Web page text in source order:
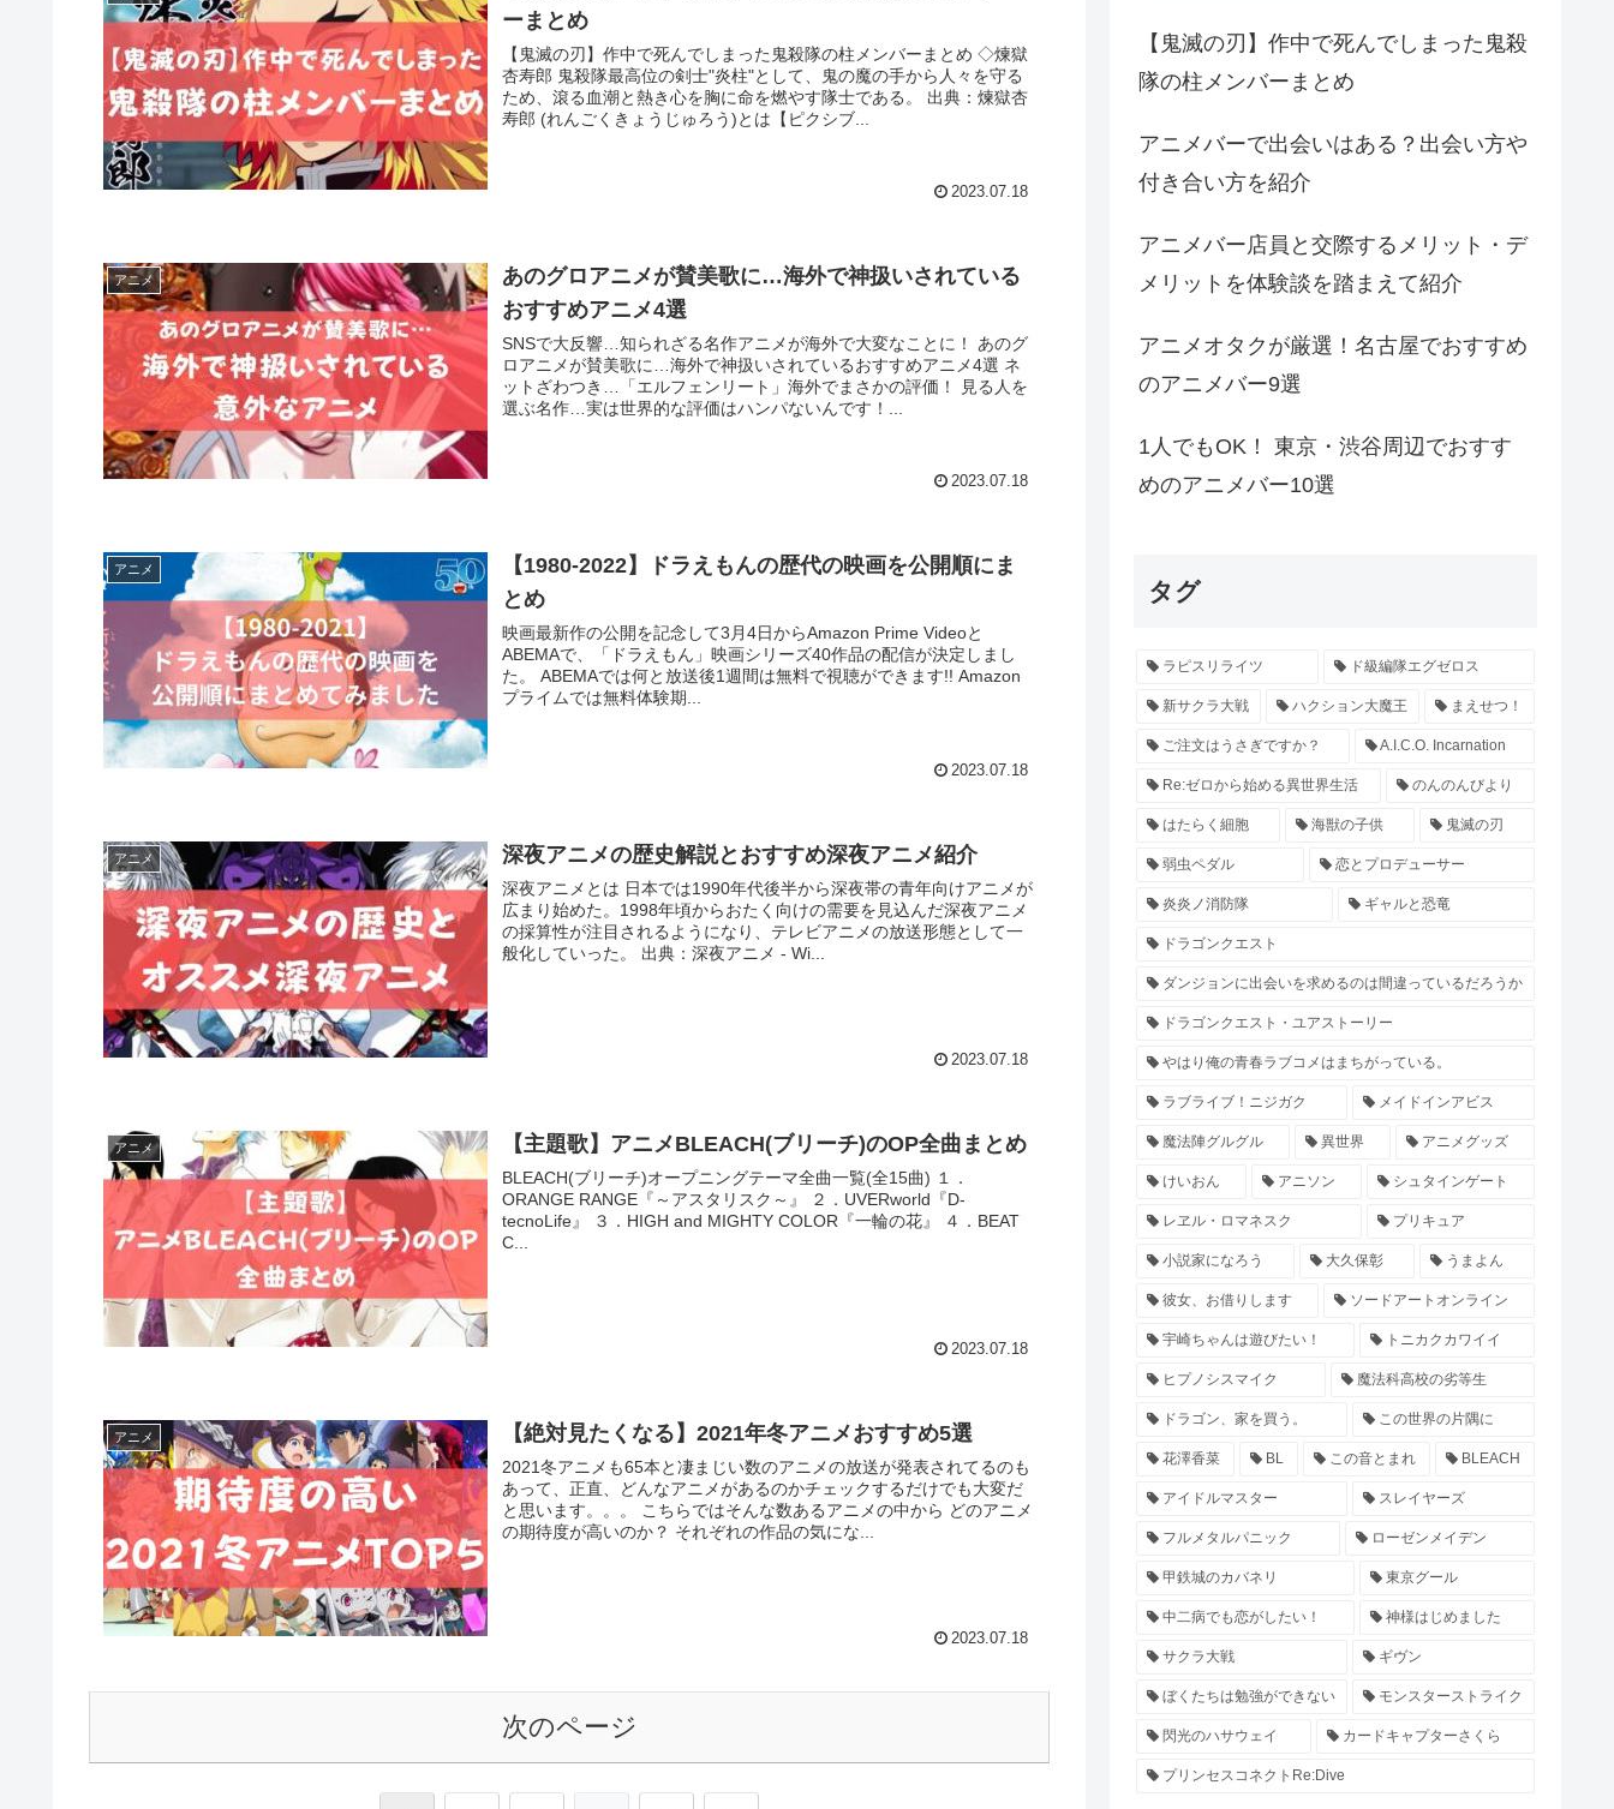
ーまとめ
【鬼滅の刃】作中で死んでしまった鬼殺隊の柱メンバーまとめ ◇煉獄
杏寿郎 鬼殺隊最高位の剣士"炎柱"として、鬼の魔の手から人々を守る
ため、滾る血潮と熱き心を胸に命を燃やす隊士である。 出典：煉獄杏
寿郎 (れんごくきょうじゅろう)とは【ピクシブ...
2023.07.18
アニメ
あのグロアニメが賛美歌に…海外で神扱いされている
おすすめアニメ4選
SNSで大反響…知られざる名作アニメが海外で大変なことに！ あのグ
ロアニメが賛美歌に…海外で神扱いされているおすすめアニメ4選 ネ
ットざわつき…「エルフェンリート」海外でまさかの評価！ 見る人を
選ぶ名作…実は世界的な評価はハンパないんです！...
2023.07.18
アニメ
【1980-2022】ドラえもんの歴代の映画を公開順にま
とめ
映画最新作の公開を記念して3月4日からAmazon Prime Videoと
ABEMAで、「ドラえもん」映画シリーズ40作品の配信が決定しまし
た。 ABEMAでは何と放送後1週間は無料で視聴ができます!! Amazon
プライムでは無料体験期...
2023.07.18
アニメ 深夜アニメの歴史解説とおすすめ深夜アニメ紹介
深夜アニメとは 日本では1990年代後半から深夜帯の青年向けアニメが
広まり始めた。1998年頃からおたく向けの需要を見込んだ深夜アニメ
の採算性が注目されるようになり、テレビアニメの放送形態として一
般化していった。 出典：深夜アニメ - Wi...
2023.07.18
アニメ 【主題歌】アニメBLEACH(ブリーチ)のOP全曲まとめ
BLEACH(ブリーチ)オープニングテーマ全曲一覧(全15曲) １．
ORANGE RANGE『～アスタリスク～』 ２．UVERworld『D-
tecnoLife』 ３．HIGH and MIGHTY COLOR『一輪の花』 ４．BEAT
C...
2023.07.18
アニメ 【絶対見たくなる】2021年冬アニメおすすめ5選
2021冬アニメも65本と凄まじい数のアニメの放送が発表されてるのも
あって、正直、どんなアニメがあるのかチェックするだけでも大変だ
と思います。。。 こちらではそんな数あるアニメの中から どのアニメ
の期待度が高いのか？ それぞれの作品の気にな...
2023.07.18
次のページ
【鬼滅の刃】作中で死んでしまった鬼殺
隊の柱メンバーまとめ
アニメバーで出会いはある？出会い方や
付き合い方を紹介
アニメバー店員と交際するメリット・デ
メリットを体験談を踏まえて紹介
アニメオタクが厳選！名古屋でおすすめ
のアニメバー9選
1人でもOK！ 東京・渋谷周辺でおすす
めのアニメバー10選
タグ
ラピスリライツ ド級編隊エグゼロス
新サクラ大戦 ハクション大魔王 まえせつ！
ご注文はうさぎですか？ A.I.C.O. Incarnation
Re:ゼロから始める異世界生活 のんのんびより
はたらく細胞 海獣の子供 鬼滅の刃
弱虫ペダル 恋とプロデューサー
炎炎ノ消防隊 ギャルと恐竜
ドラゴンクエスト
ダンジョンに出会いを求めるのは間違っているだろうか
ドラゴンクエスト・ユアストーリー
やはり俺の青春ラブコメはまちがっている。
ラブライブ！ニジガク メイドインアビス
魔法陣グルグル 異世界 アニメグッズ
けいおん アニソン シュタインゲート
レヱル・ロマネスク プリキュア
小説家になろう 大久保彰 うまよん
彼女、お借りします ソードアートオンライン
宇崎ちゃんは遊びたい！ トニカクカワイイ
ヒプノシスマイク 魔法科高校の劣等生
ドラゴン、家を買う。 この世界の片隅に
花澤香菜 BL この音とまれ BLEACH
アイドルマスター スレイヤーズ
フルメタルパニック ローゼンメイデン
甲鉄城のカバネリ 東京グール
中二病でも恋がしたい！ 神様はじめました
サクラ大戦 ギヴン
ぼくたちは勉強ができない モンスターストライク
閃光のハサウェイ カードキャプターさくら
プリンセスコネクトRe:Dive